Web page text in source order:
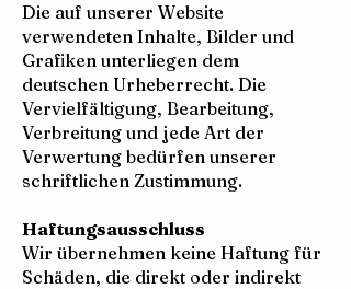
Die auf unserer Website
verwendeten Inhalte, Bilder und
Grafiken unterliegen dem
deutschen Urheberrecht. Die
Vervielfältigung, Bearbeitung,
Verbreitung und jede Art der
Verwertung bedürfen unserer
schriftlichen Zustimmung.
Haftungsausschluss
Wir übernehmen keine Haftung für
Schäden, die direkt oder indirekt